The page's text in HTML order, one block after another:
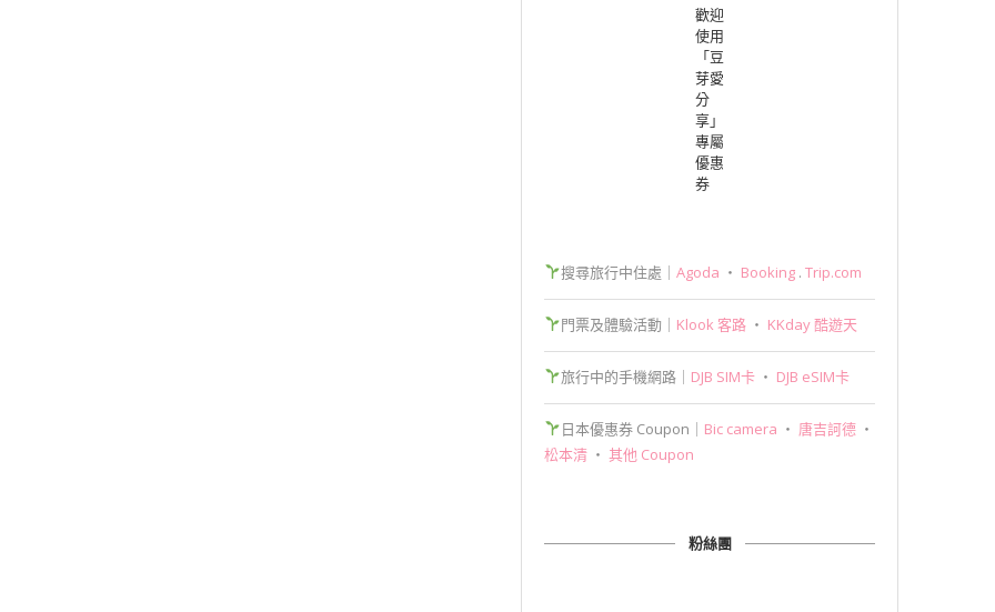
歡迎
使用
「豆
芽愛
分
享」
專屬
優惠
券
搜尋旅行中住處｜ Agoda ‧ Booking. Trip.com
門票及體驗活動｜ Klook 客路‧ KKday 酷遊天
旅行中的手機網路｜ DJB SIM卡‧ DJB eSIM卡
日本優惠券 Coupon｜ Bic camera ‧ 唐吉訶德‧
松本清 ‧ 其他 Coupon
粉絲團